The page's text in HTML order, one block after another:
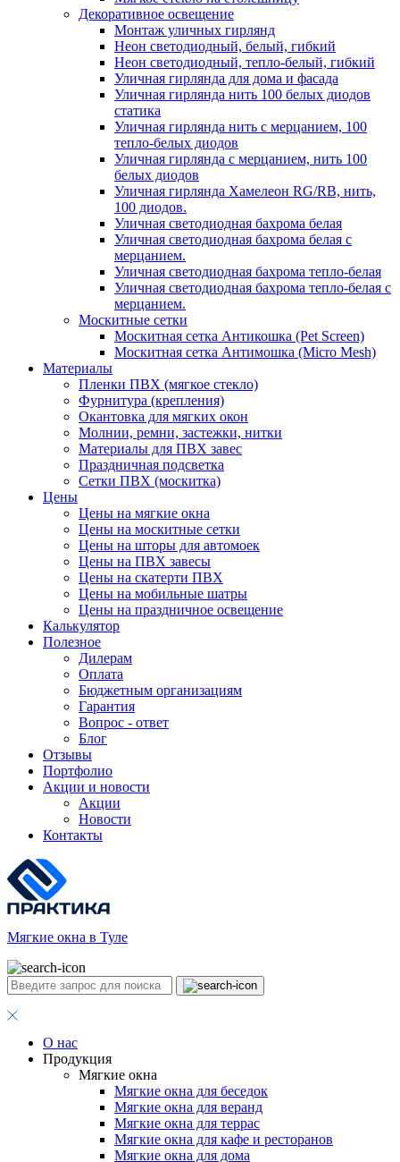
Декоративное освещение
Монтаж уличных гирлянд
Неон светодиодный, белый, гибкий
Неон светодиодный, тепло-белый, гибкий
Уличная гирлянда для дома и фасада
Уличная гирлянда нить 100 белых диодов
статика
Уличная гирлянда нить с мерцанием, 100
тепло-белых диодов
Уличная гирлянда с мерцанием, нить 100
белых диодов
Уличная гирлянда Хамелеон RG/RB, нить,
100 диодов.
Уличная светодиодная бахрома белая
Уличная светодиодная бахрома белая с
мерцанием.
Уличная светодиодная бахрома тепло-белая
Уличная светодиодная бахрома тепло-белая с
мерцанием.
Москитные сетки
Москитная сетка Антикошка (Pet Screen)
Москитная сетка Антимошка (Micro Mesh)
Материалы
Пленки ПВХ (мягкое стекло)
Фурнитура (крепления)
Окантовка для мягких окон
Молнии, ремни, застежки, нитки
Материалы для ПВХ завес
Праздничная подсветка
Сетки ПВХ (москитка)
Цены
Цены на мягкие окна
Цены на москитные сетки
Цены на шторы для автомоек
Цены на ПВХ завесы
Цены на скатерти ПВХ
Цены на мобильные шатры
Цены на праздничное освещение
Калькулятор
Полезное
Дилерам
Оплата
Бюджетным организациям
Гарантия
Вопрос - ответ
Блог
Отзывы
Портфолио
Акции и новости
Акции
Новости
Контакты
Мягкие окна в Туле
О нас
Продукция
Мягкие окна
Мягкие окна для беседок
Мягкие окна для веранд
Мягкие окна для террас
Мягкие окна для кафе и ресторанов
Мягкие окна для дома